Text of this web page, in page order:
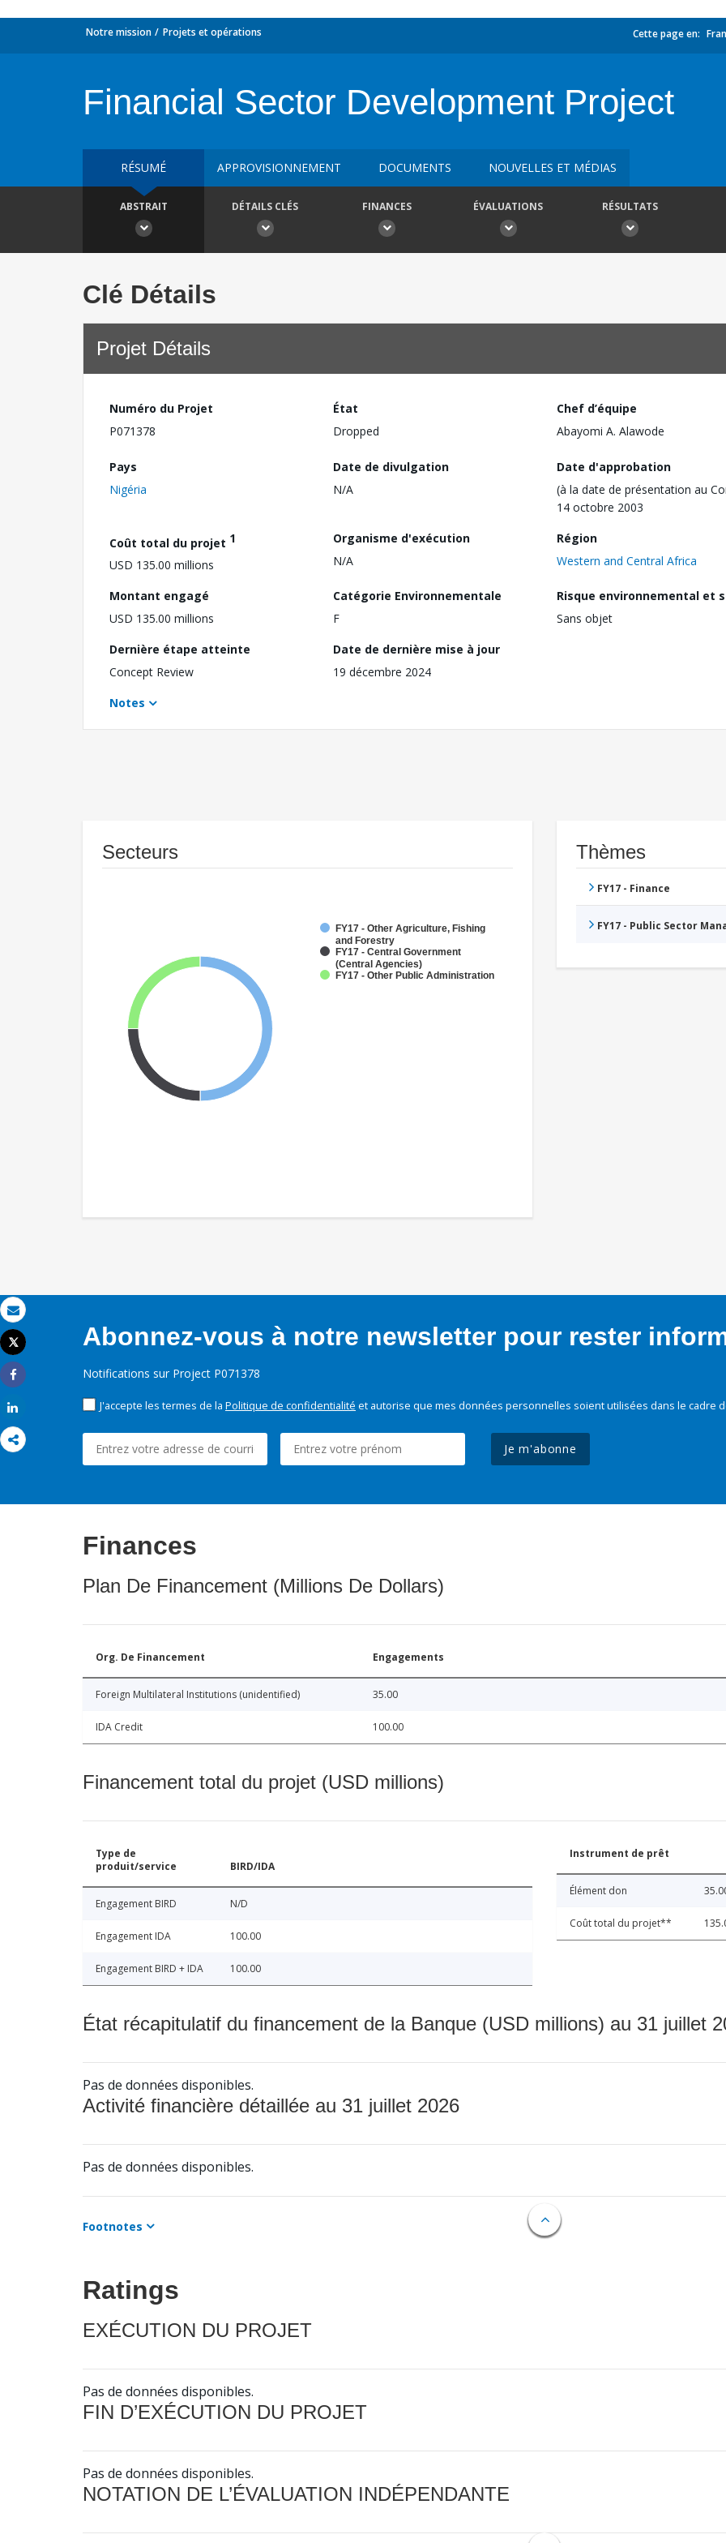
Email
Imprimer
Tweet
Share
Notre mission Projets et opérations Cette page en:
Financial Sector Development Project
RÉSUMÉ APPROVISIONNEMENT DOCUMENTS NOUVELLES ET MÉDIAS
ABSTRAIT DÉTAILS CLÉS FINANCES ÉVALUATIONS RÉSULTATS
Clé Détails
Projet Détails
Numéro du Projet
P071378
État
Dropped
Chef d’équipe
Abayomi A. Alawode
Pays
Nigéria
Date de divulgation
N/A
Date d'approbation
(à la date de présentation au
14 octobre 2003
Coût total du projet 1
USD 135.00 millions
Organisme d'exécution
N/A
Région
Western and Central Africa
Montant engagé
USD 135.00 millions
Catégorie Environnementale
F
Risque environnemental et
Sans objet
Dernière étape atteinte
Concept Review
Date de dernière mise à jour
19 décembre 2024
Notes
Secteurs
FY17 - Other Agriculture, Fishing
and Forestry
FY17 - Central Government
(Central Agencies)
FY17 - Other Public Administration
Thèmes
FY17 - Finance
FY17 - Public Sector
Abonnez-vous à notre newsletter pour rester
Notifications sur Project P071378
J'accepte les termes de la Politique de confidentialité et autorise que mes données personnelles soient utilisées dans le cadre
Je m'abonne
Finances
Plan De Financement (Millions De Dollars)
Org. De Financement Engagements
Foreign Multilateral Institutions (unidentified) 35.00
IDA Credit 100.00
Financement total du projet (USD millions)
Type de
produit/service
BIRD/IDA
Engagement BIRD N/D
Engagement IDA 100.00
Engagement BIRD + IDA 100.00
Instrument de prêt
Élément don
Coût total du projet**
État récapitulatif du financement de la Banque (USD millions) au 31 juillet
Pas de données disponibles.
Activité financière détaillée au 31 juillet 2026
Pas de données disponibles.
Footnotes
Ratings
EXÉCUTION DU PROJET
Pas de données disponibles.
FIN D’EXÉCUTION DU PROJET
Pas de données disponibles.
NOTATION DE L’ÉVALUATION INDÉPENDANTE